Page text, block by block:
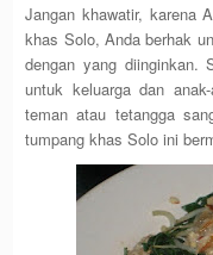
Jangan khawatir, karena
khas Solo, Anda berhak
dengan yang diinginkan.
untuk keluarga dan
teman atau tetangga
tumpang khas Solo ini